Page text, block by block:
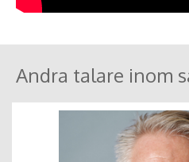
Andra talare inom